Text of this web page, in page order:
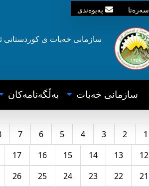
سه‌ره‌تا په‌یوه‌ندی
سازمانی خه‌بات ی کوردستانی
سازمانی خه‌بات به‌ڵگه‌نامه‌کان
1
2
3
4
5
6
7
12
13
14
15
16
17
21
22
23
24
25
26